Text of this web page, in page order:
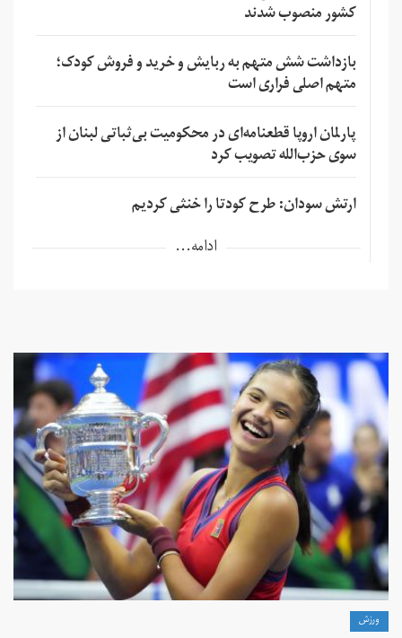
کشور منصوب شدند
بازداشت شش متهم به ربایش و خرید و فروش کودک؛
متهم اصلی فراری است
پارلمان اروپا قطعنامه‌ای در محکومیت بی‌ثباتی لبنان از
سوی حزب‌الله تصویب کرد
ارتش سودان: طرح کودتا را خنثی کردیم
ادامه...
ورزش